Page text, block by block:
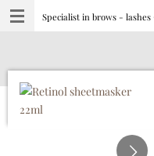
Ga
direct
de
hoofdinhoud